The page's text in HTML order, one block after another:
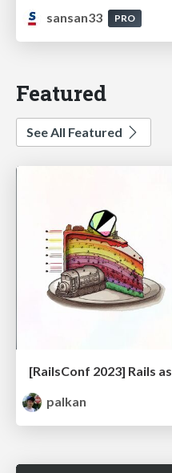
sansan33
PRO
Featured
See All Featured
[RailsConf 2023] Rails
palkan